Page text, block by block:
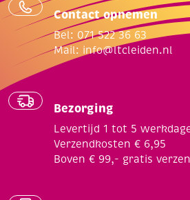
Contact opnemen
Bel: 071 522 36 63
Mail: info@ltcleiden.nl
Bezorging
Levertijd 1 tot 5
Verzendkosten € 6,95
Boven € 99,- gratis